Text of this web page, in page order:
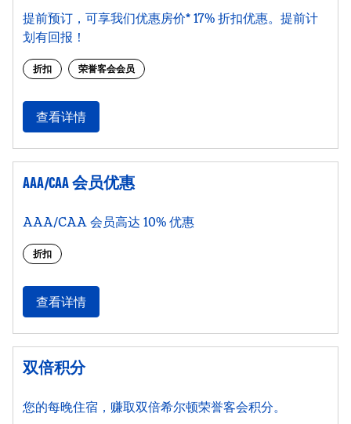
提前预订，可享我们优惠房价* 17% 折扣优惠。提前计
划有回报！
折扣 荣誉客会会员
查看详情
AAA/CAA 会员优惠
AAA/CAA 会员高达 10% 优惠
折扣
查看详情
双倍积分
您的每晚住宿，赚取双倍希尔顿荣誉客会积分。